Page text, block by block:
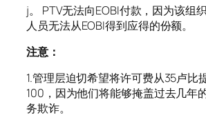
j。 PTV无法向EOBI付款，因为该组
人员无法从EOBI得到应得的份额。
注意：
1.管理层迫切希望将许可费从35卢比
100，因为他们将能够掩盖过去几年
务欺诈。